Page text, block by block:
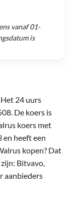
Het 24 uurs
De koers is
koers met
en heeft een
kopen? Dat
Bitvavo,
aanbieders
vanaf01-
is